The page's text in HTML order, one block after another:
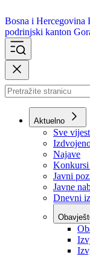
Bosna i Hercegovina
podrinjski kanton
Aktuelno
Sve
Najave
Javni
Javne
Dnevni